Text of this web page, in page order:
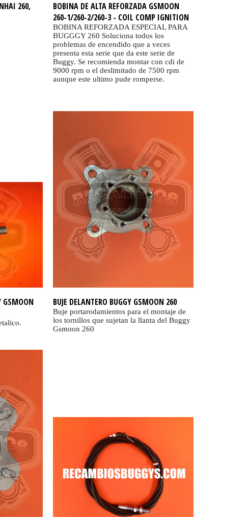
260,
BOBINA DE ALTA REFORZADA GSMOON
260-1/260-2/260-3 - COIL COMP IGNITION
BOBINA REFORZADA ESPECIAL PARA
BUGGGY 260 Soluciona todos los
problemas de encendido que a veces
presenta esta serie que da este serie de
Buggy. Se recomienda montar con cdi de
9000 rpm o el deslimitado de 7500 rpm
aunque este ultimo pude romperse.
GSMOON
BUJE DELANTERO BUGGY GSMOON 260
Buje portarodamientos para el montaje de
los tornillos que sujetan la llanta del Buggy
Gsmoon 260